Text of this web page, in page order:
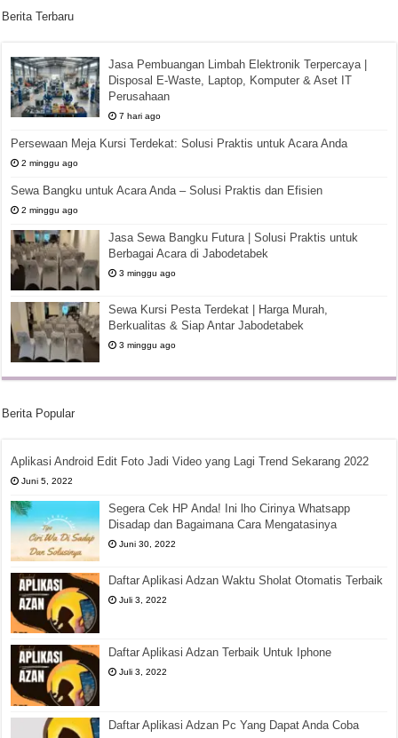
Berita Terbaru
Jasa Pembuangan Limbah Elektronik Terpercaya |
Disposal E-Waste, Laptop, Komputer & Aset IT
Perusahaan
7 hari ago
Persewaan Meja Kursi Terdekat: Solusi Praktis untuk Acara Anda
2 minggu ago
Sewa Bangku untuk Acara Anda – Solusi Praktis dan Efisien
2 minggu ago
Jasa Sewa Bangku Futura | Solusi Praktis untuk
Berbagai Acara di Jabodetabek
3 minggu ago
Sewa Kursi Pesta Terdekat | Harga Murah,
Berkualitas & Siap Antar Jabodetabek
3 minggu ago
Berita Popular
Aplikasi Android Edit Foto Jadi Video yang Lagi Trend Sekarang 2022
Juni 5, 2022
Segera Cek HP Anda! Ini lho Cirinya Whatsapp
Disadap dan Bagaimana Cara Mengatasinya
Juni 30, 2022
Daftar Aplikasi Adzan Waktu Sholat Otomatis Terbaik
Juli 3, 2022
Daftar Aplikasi Adzan Terbaik Untuk Iphone
Juli 3, 2022
Daftar Aplikasi Adzan Pc Yang Dapat Anda Coba